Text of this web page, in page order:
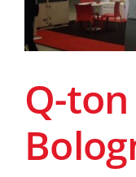
Q-ton